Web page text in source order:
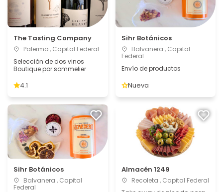
The Tasting Company
Palermo , Capital Federal
Selección de dos vinos
Boutique por sommelier
4.1
Sihr Botánicos
Balvanera , Capital
Federal
Envío de productos
Nueva
Sihr Botánicos
Balvanera , Capital
Federal
Almacén 1249
Recoleta , Capital Federal